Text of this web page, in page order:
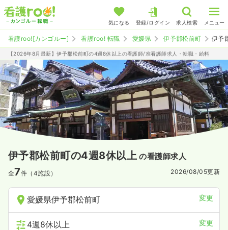
気になる 登録/ログイン 求人検索 メニュー
看護roo![カンゴルー] 看護roo! 転職 愛媛県 伊予郡松前町 伊予
【2026年8月最新】伊予郡松前町の4週8休以上の看護師/准看護師求人・転職・給料
伊予郡松前町の4週8休以上 の看護師求人
全7件（4施設） 2026/08/05更新
愛媛県伊予郡松前町 変更
4週8休以上 変更